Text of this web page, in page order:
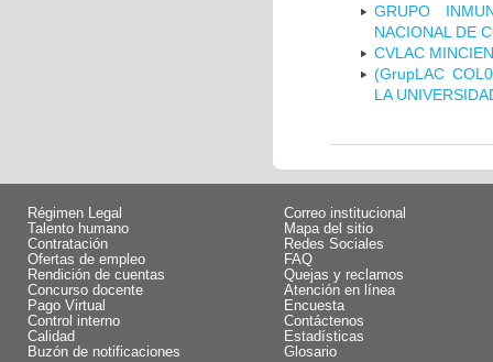
GRUPO
NACIONAL DE
CVLAC
(GrupLAC
LA
Régimen Legal
Talento humano
Contratación
Ofertas de empleo
Rendición de cuentas
Concurso docente
Pago Virtual
Control interno
Calidad
Buzón de notificaciones
Correo institucional
Mapa del sitio
Redes Sociales
FAQ
Quejas y reclamos
Atención en línea
Encuesta
Contáctenos
Estadísticas
Glosario